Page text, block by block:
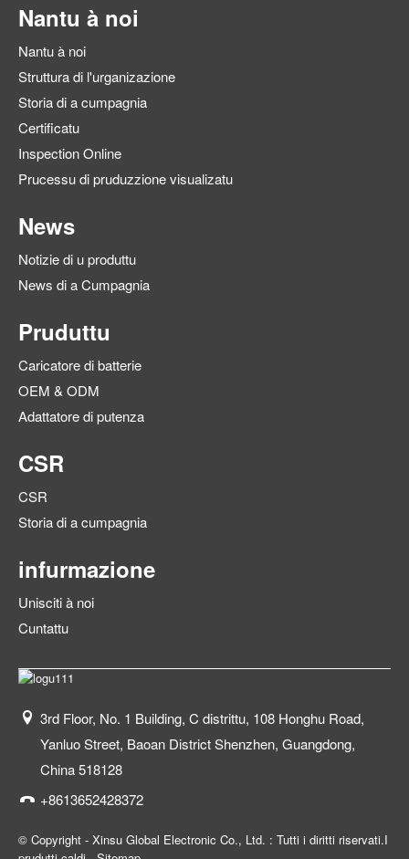
Nantu à noi
Nantu à noi
Struttura di l'urganizazione
Storia di a cumpagnia
Certificatu
Inspection Online
Prucessu di pruduzzione visualizatu
News
Notizie di u produttu
News di a Cumpagnia
Pruduttu
Caricatore di batterie
OEM & ODM
Adattatore di putenza
CSR
CSR
Storia di a cumpagnia
infurmazione
Unisciti à noi
Cuntattu
3rd Floor, No. 1 Building, C distrittu, 108 Honghu Road,
Yanluo Street, Baoan District Shenzhen, Guangdong,
China 518128
+8613652428372
© Copyright - Xinsu Global Electronic Co., Ltd. : Tutti i diritti riservati.I